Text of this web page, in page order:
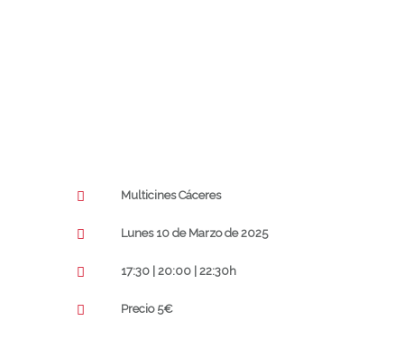
Multicines Cáceres
Lunes 10 de Marzo de 2025
17:30 | 20:00 | 22:30h
Precio 5€